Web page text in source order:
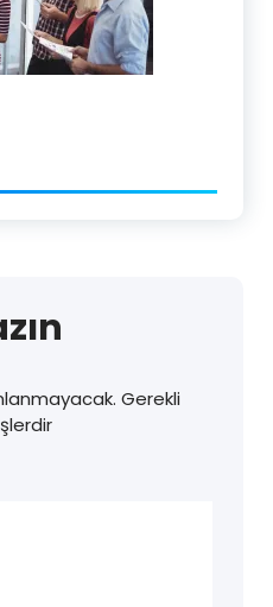
Gerekli